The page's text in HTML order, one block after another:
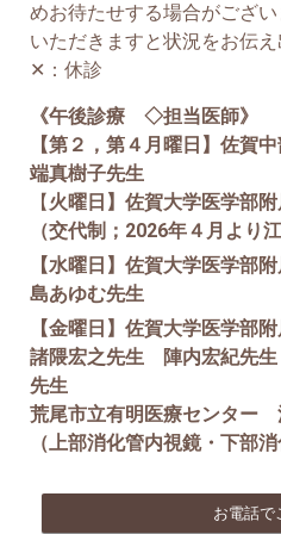
めお待たせする場合がござ
いただきますと状況をお伝え
✕：休診
《午後診療 ◇担当医師》
【第２，第４月曜日】佐
端真樹子先生
【 火曜日】佐賀大学医学部
（交代制；2026年４月より
【水曜日】佐賀大学医学
島あゆむ先生
【金曜日】佐賀大学医学
諸隈宏之先生 陣内宏紀先
先生
荒尾市立有明医療センター
（上部消化管内視鏡・下部
お電話で